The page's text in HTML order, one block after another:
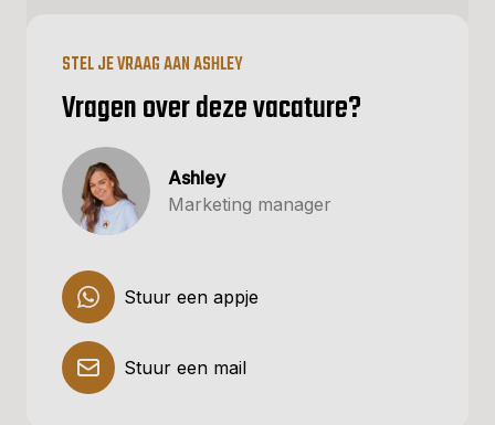
STEL JE VRAAG AAN ASHLEY
Vragen over deze vacature?
Ashley
Marketing manager
Stuur een appje
Stuur een mail